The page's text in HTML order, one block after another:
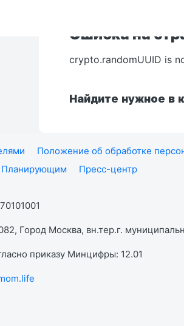
Ошибка на
crypto.randomUUID is
Найдите нужное в
Положение об обработке
Планирующим Пресс-центр
Город Москва, вн.тер.г.
приказу Минцифры: 12.01